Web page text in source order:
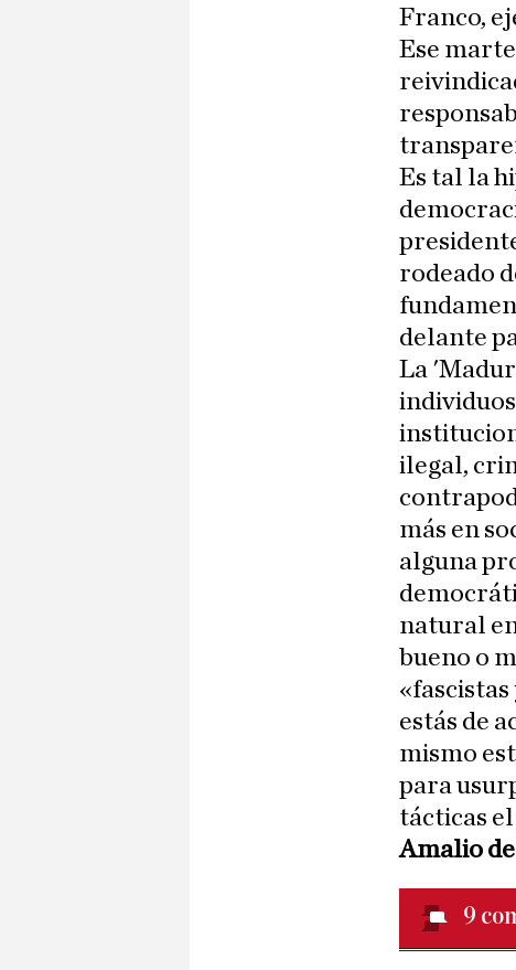
Franco,
Ese
Es tal la
rodeado
delante
La
ilegal,
más en
alguna
natural
bueno o
estás de
mismo
para
tácticas
Amalio
9